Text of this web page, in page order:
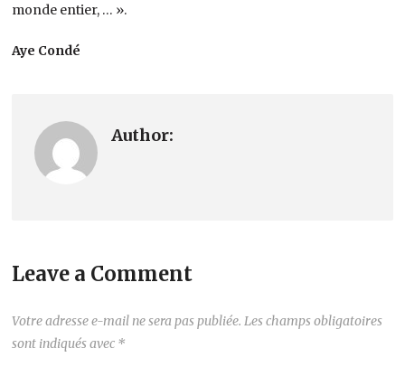
monde entier, … ».
Aye Condé
Author:
Leave a Comment
Votre adresse e-mail ne sera pas publiée. Les champs obligatoires
sont indiqués avec *